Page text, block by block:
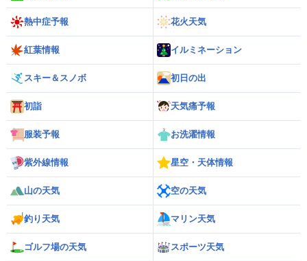
熱中症予報 花火天気
紅葉情報 イルミネーション
スキー＆スノボ 初日の出
初詣 天気痛予報
服装予報 お洗濯情報
紫外線情報 星空・天体情報
山の天気 空の天気
釣り天気 マリン天気
ゴルフ場の天気 スポーツ天気